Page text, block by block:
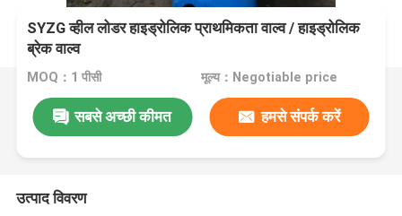
SYZG व्हील लोडर हाइड्रोलिक प्राथमिकता वाल्व / हाइड्रोलिक
ब्रेक वाल्व
MOQ：1 पीसी मूल्य：Negotiable price
सबसे अच्छी कीमत हमसे संपर्क करें
उत्पाद विवरण